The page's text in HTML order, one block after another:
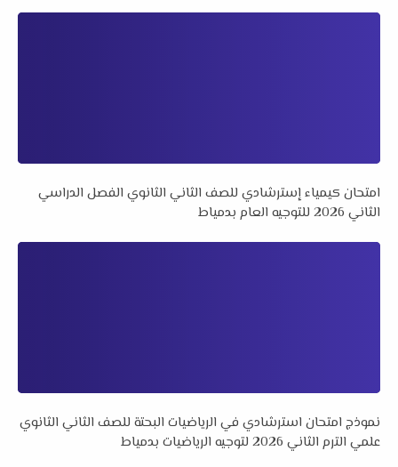
امتحان كيمياء إسترشادي للصف الثاني الثانوي الفصل الدراسي
الثاني 2026 للتوجيه العام بدمياط
نموذج امتحان استرشادي في الرياضيات البحتة للصف الثاني الثانوي
علمي الترم الثاني 2026 لتوجيه الرياضيات بدمياط